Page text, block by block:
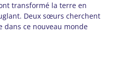
transformé la terre en
Deux sœurs cherchent
ce nouveau monde